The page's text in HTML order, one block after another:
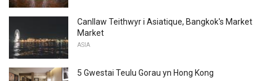
Canllaw Teithwyr i Asiatique, Bangkok's Market
Market
ASIA
5 Gwestai Teulu Gorau yn Hong Kong